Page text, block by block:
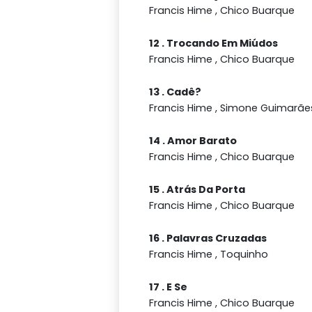
Francis Hime , Chico Buarque
12 . Trocando Em Miúdos
Francis Hime , Chico Buarque
13 . Cadê?
Francis Hime , Simone
14 . Amor Barato
Francis Hime , Chico Buarque
15 . Atrás Da Porta
Francis Hime , Chico Buarque
16 . Palavras Cruzadas
Francis Hime , Toquinho
17 . E Se
Francis Hime , Chico Buarque